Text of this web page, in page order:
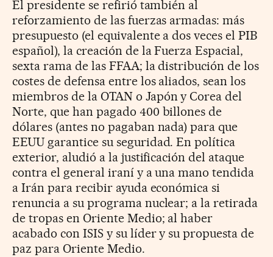
El presidente se refirió también al
reforzamiento de las fuerzas armadas: más
presupuesto (el equivalente a dos veces el PIB
español), la creación de la Fuerza Espacial,
sexta rama de las FFAA; la distribución de los
costes de defensa entre los aliados, sean los
miembros de la OTAN o Japón y Corea del
Norte, que han pagado 400 billones de
dólares (antes no pagaban nada) para que
EEUU garantice su seguridad. En política
exterior, aludió a la justificación del ataque
contra el general iraní y a una mano tendida
a Irán para recibir ayuda económica si
renuncia a su programa nuclear; a la retirada
de tropas en Oriente Medio; al haber
acabado con ISIS y su líder y su propuesta de
paz para Oriente Medio.